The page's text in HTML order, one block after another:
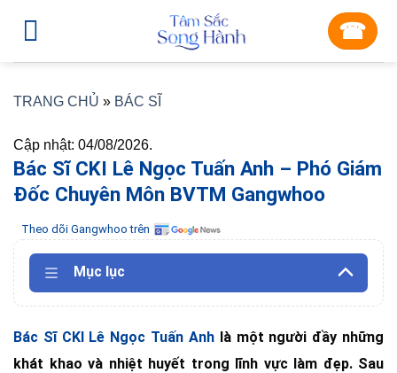
☎︎
TRANG CHỦ » BÁC SĨ
Cập nhật: 04/08/2026.
Bác Sĩ CKI Lê Ngọc Tuấn Anh – Phó Giám
Đốc Chuyên Môn BVTM Gangwhoo
Theo dõi Gangwhoo trên
Mục lục
Bác Sĩ CKI Lê Ngọc Tuấn Anhlà một người đầy những
khát khao và nhiệt huyết trong lĩnh vực làm đẹp. Sau